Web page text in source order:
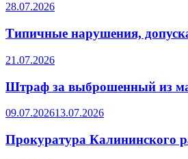
28.07.2026
Типичные нарушения,
21.07.2026
Штраф за выброшенный из
09.07.202613.07.2026
Прокуратура Калининского